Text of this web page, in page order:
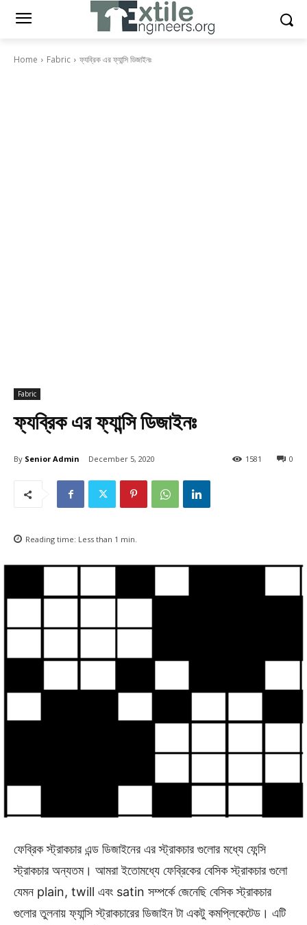
Home Fabric ফ্যব্রিক এর ফ্যান্সি ডিজাইনঃ
Fabric
ফ্যব্রিক এর ফ্যান্সি ডিজাইনঃ
By Senior Admin December 5, 2020 0
1581
Reading time: Less than 1 min.
ফেব্রিক স্ট্রাকচার এন্ড ডিজাইনের এর স্ট্রাকচার গুলোর মধ্যে ফেন্সি
স্ট্রাকচার অন্যতম। আমরা ইতোমধ্যে ফেব্রিকের বেসিক স্ট্রাকচার গুলো
যেমন plain, twill এবং satin সম্পর্কে জেনেছি বেসিক স্ট্রাকচার
গুলোর তুলনায় ফ্যান্সি স্ট্রাকচারের ডিজাইন টা একটু কমপ্লিকেটেড। এটি